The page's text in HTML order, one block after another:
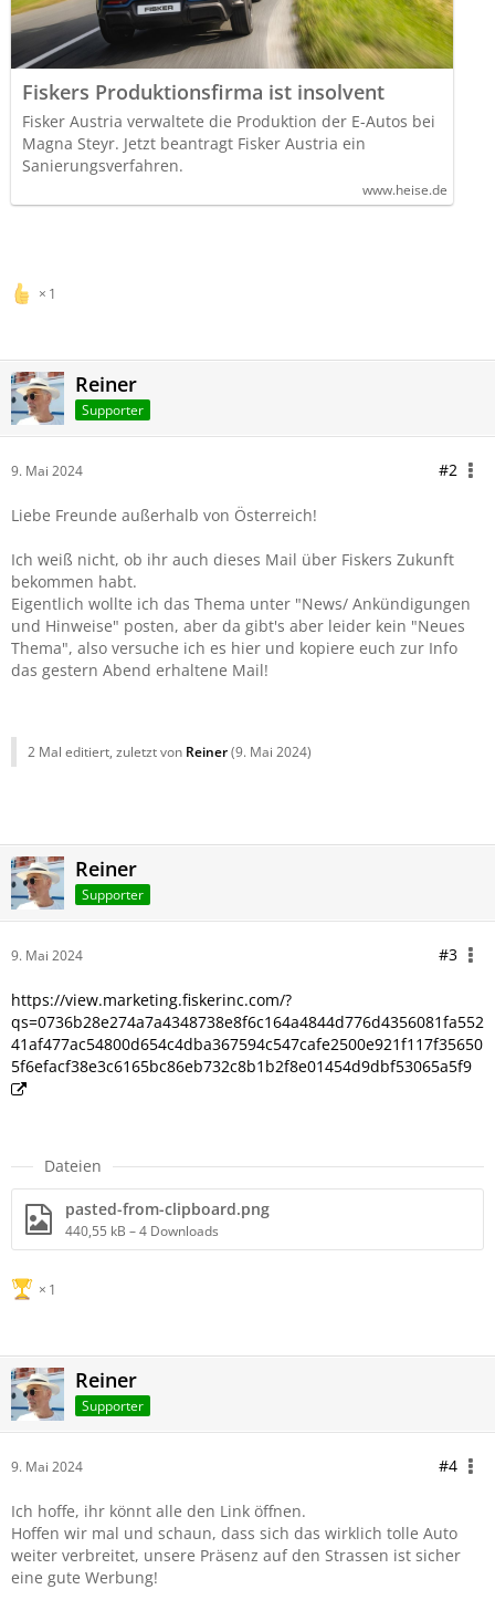
Fiskers Produktionsfirma ist insolvent
Fisker Austria verwaltete die Produktion der E-Autos bei
Magna Steyr. Jetzt beantragt Fisker Austria ein
Sanierungsverfahren.
www.heise.de
1
Reiner
Supporter
9. Mai 2024 #2
Liebe Freunde außerhalb von Österreich!
Ich weiß nicht, ob ihr auch dieses Mail über Fiskers Zukunft
bekommen habt.
Eigentlich wollte ich das Thema unter "News/ Ankündigungen
und Hinweise" posten, aber da gibt's aber leider kein "Neues
Thema", also versuche ich es hier und kopiere euch zur Info
das gestern Abend erhaltene Mail!
2 Mal editiert, zuletzt von Reiner(9. Mai 2024)
Reiner
Supporter
9. Mai 2024 #3
https://view.marketing.fiskerinc.com/?
qs=0736b28e274a7a4348738e8f6c164a4844d776d4356081fa552
41af477ac54800d654c4dba367594c547cafe2500e921f117f35650
5f6efacf38e3c6165bc86eb732c8b1b2f8e01454d9dbf53065a5f9
Dateien
pasted-from-clipboard.png
440,55 kB – 4 Downloads
1
Reiner
Supporter
9. Mai 2024 #4
Ich hoffe, ihr könnt alle den Link öffnen.
Hoffen wir mal und schaun, dass sich das wirklich tolle Auto
weiter verbreitet, unsere Präsenz auf den Strassen ist sicher
eine gute Werbung!